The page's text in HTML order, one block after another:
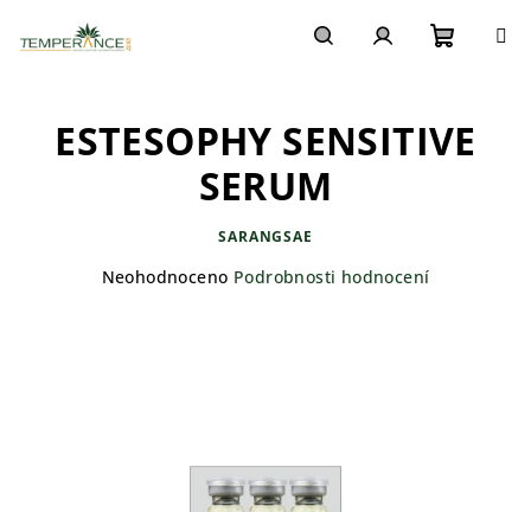
obsah
košík
ESTESOPHY SENSITIVE
SERUM
SARANGSAE
Průměrné
Neohodnoceno Podrobnosti hodnocení